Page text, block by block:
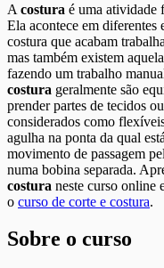
A costura é uma atividade
Ela acontece em diferentes
costura que acabam
mas também existem
fazendo um trabalho
costura geralmente são
prender partes de tecidos
considerados como
agulha na ponta da qual
movimento de passagem
numa bobina separada.
costura neste curso online
o curso de corte e costura.
Sobre o curso